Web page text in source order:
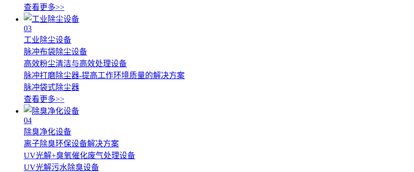
查看更多>>
03
工业除尘设备
脉冲布袋除尘设备
高效粉尘清洁与高效处理设备
脉冲打磨除尘器-提高工作环境质量的解决方案
脉冲袋式除尘器
查看更多>>
04
除臭净化设备
离子除臭环保设备解决方案
UV光解+臭氧催化废气处理设备
UV光解污水除臭设备